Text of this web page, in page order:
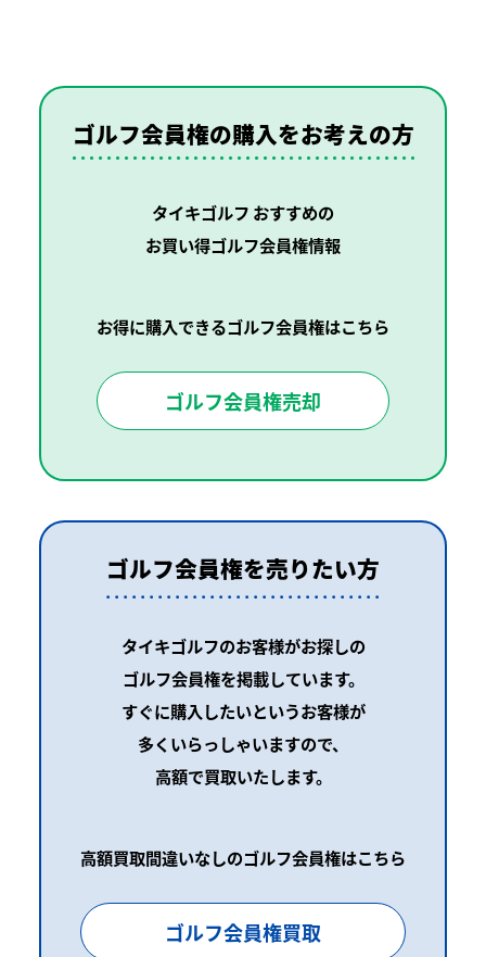
ゴルフ会員権の購入をお考えの方
タイキゴルフ おすすめの
お買い得ゴルフ会員権情報
お得に購入できるゴルフ会員権はこちら
ゴルフ会員権売却
ゴルフ会員権を売りたい方
タイキゴルフのお客様がお探しの
ゴルフ会員権を掲載しています。
すぐに購入したいというお客様が
多くいらっしゃいますので、
高額で買取いたします。
高額買取間違いなしのゴルフ会員権はこちら
ゴルフ会員権買取